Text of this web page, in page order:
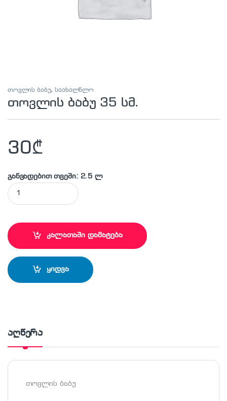
თოვლის ბაბუ,საახალწლო
თოვლის ბაბუ 35 სმ.
30₾
განვადებით თვეში: 2.5 ლ
თოვლის ბაბუ 35 სმ. quantity
კალათაში დამატება
ყიდვა
აღწერა
თოვლის ბაბუ